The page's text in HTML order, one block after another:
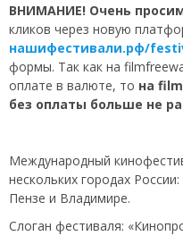
ВНИМАНИЕ! Очень
кликов через новую
нашифестивали.рф/
формы. Так как на
оплате в валюте, то на
без оплаты больше не
Международный
нескольких городах
Пензе и Владимире.
Слоган фестиваля: